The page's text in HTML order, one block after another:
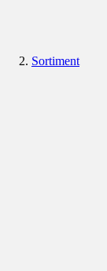
Sortiment